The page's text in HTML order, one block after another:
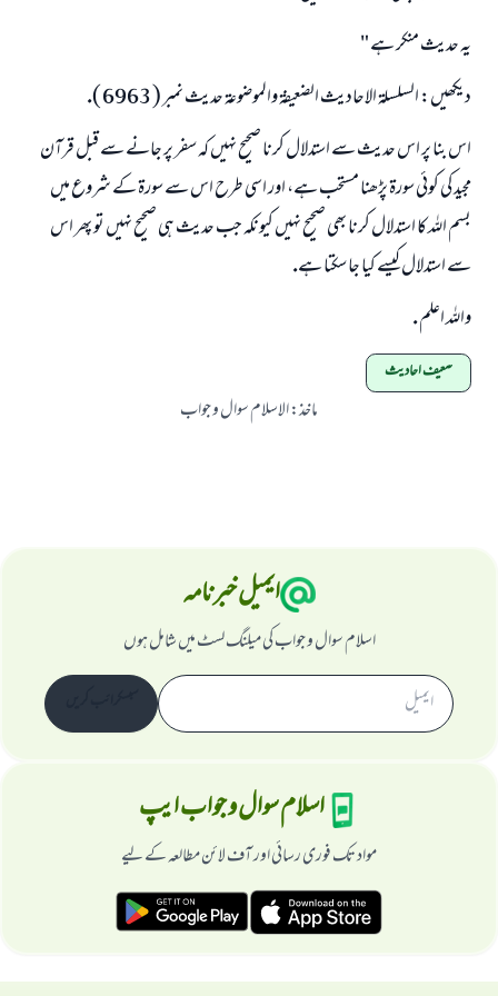
يہ حديث منكر ہے "
ديكھيں: السلسلۃ الاحاديث الضعيفۃ والموضوعۃ حديث نمبر ( 6963 ).
اس بنا پر اس حديث سے استدلال كرنا صحيح نہيں كہ سفر پر جانے سے قبل قرآن
مجيد كى كوئى سورۃ پڑھنا مستحب ہے، اور اسى طرح اس سے سورۃ كے شروع ميں
بسم اللہ كا استدلال كرنا بھى صحيح نہيں كيونكہ جب حديث ہى صحيح نہيں تو پھر اس
سے استدلال كيسے كيا جا سكتا ہے.
واللہ اعلم .
ضعیف احادیث
ماخذ:الاسلام سوال و جواب
ایمیل خبرنامہ
اسلام سوال و جواب کی میلنگ لسٹ میں شامل ہوں
اسلام سوال و جواب ایپ
مواد تک فوری رسائی اور آف لائن مطالعہ کے لیے